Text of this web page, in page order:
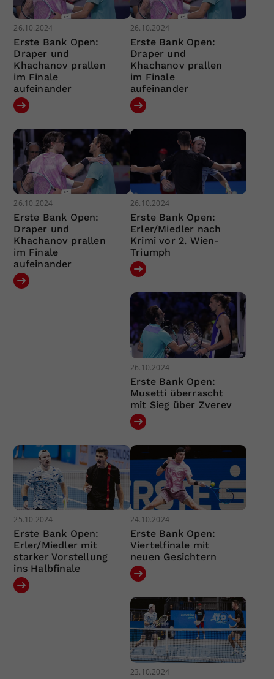
26.10.2024
Erste Bank Open:
Draper und
Khachanov prallen
im Finale
aufeinander
26.10.2024
Erste Bank Open:
Draper und
Khachanov prallen
im Finale
aufeinander
26.10.2024
Erste Bank Open:
Draper und
Khachanov prallen
im Finale
aufeinander
26.10.2024
Erste Bank Open:
Erler/Miedler nach
Krimi vor 2. Wien-
Triumph
26.10.2024
Erste Bank Open:
Musetti überrascht
mit Sieg über Zverev
25.10.2024
Erste Bank Open:
Erler/Miedler mit
starker Vorstellung
ins Halbfinale
24.10.2024
Erste Bank Open:
Viertelfinale mit
neuen Gesichtern
23.10.2024